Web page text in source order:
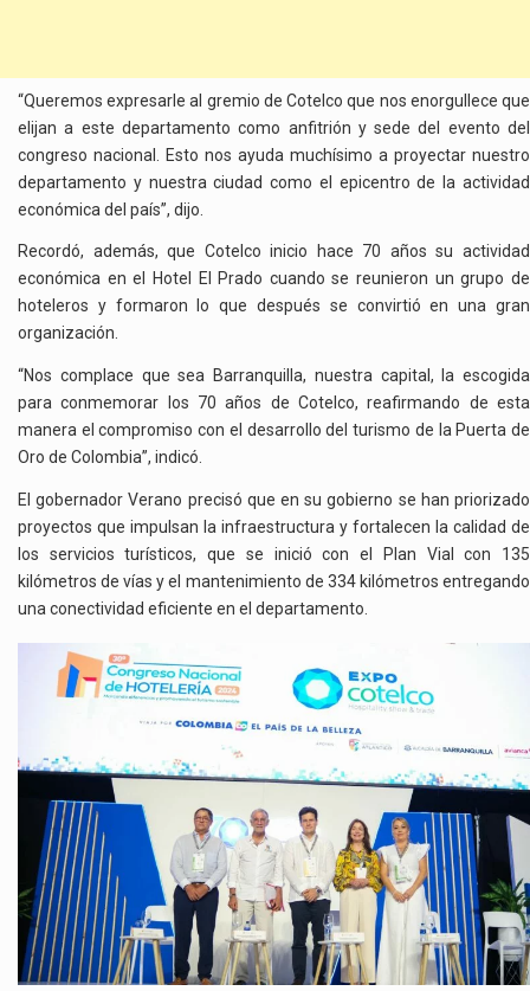
“Queremos expresarle al gremio de Cotelco que nos enorgullece que
elijan a este departamento como anfitrión y sede del evento del
congreso nacional. Esto nos ayuda muchísimo a proyectar nuestro
departamento y nuestra ciudad como el epicentro de la actividad
económica del país”, dijo.
Recordó, además, que Cotelco inicio hace 70 años su actividad
económica en el Hotel El Prado cuando se reunieron un grupo de
hoteleros y formaron lo que después se convirtió en una gran
organización.
“Nos complace que sea Barranquilla, nuestra capital, la escogida
para conmemorar los 70 años de Cotelco, reafirmando de esta
manera el compromiso con el desarrollo del turismo de la Puerta de
Oro de Colombia”, indicó.
El gobernador Verano precisó que en su gobierno se han priorizado
proyectos que impulsan la infraestructura y fortalecen la calidad de
los servicios turísticos, que se inició con el Plan Vial con 135
kilómetros de vías y el mantenimiento de 334 kilómetros entregando
una conectividad eficiente en el departamento.